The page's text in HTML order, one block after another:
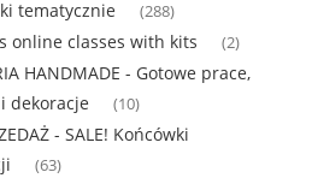
tematycznie (288)
online classes with kits (2)
HANDMADE - Gotowe prace,
dekoracje
(10)
- SALE! Końcówki
(63)